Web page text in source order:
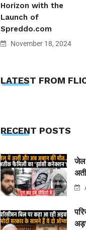
Horizon with the
Launch of
Spreddo.com
November 18, 2024
LATEST FROM
RECENT POSTS
जेल